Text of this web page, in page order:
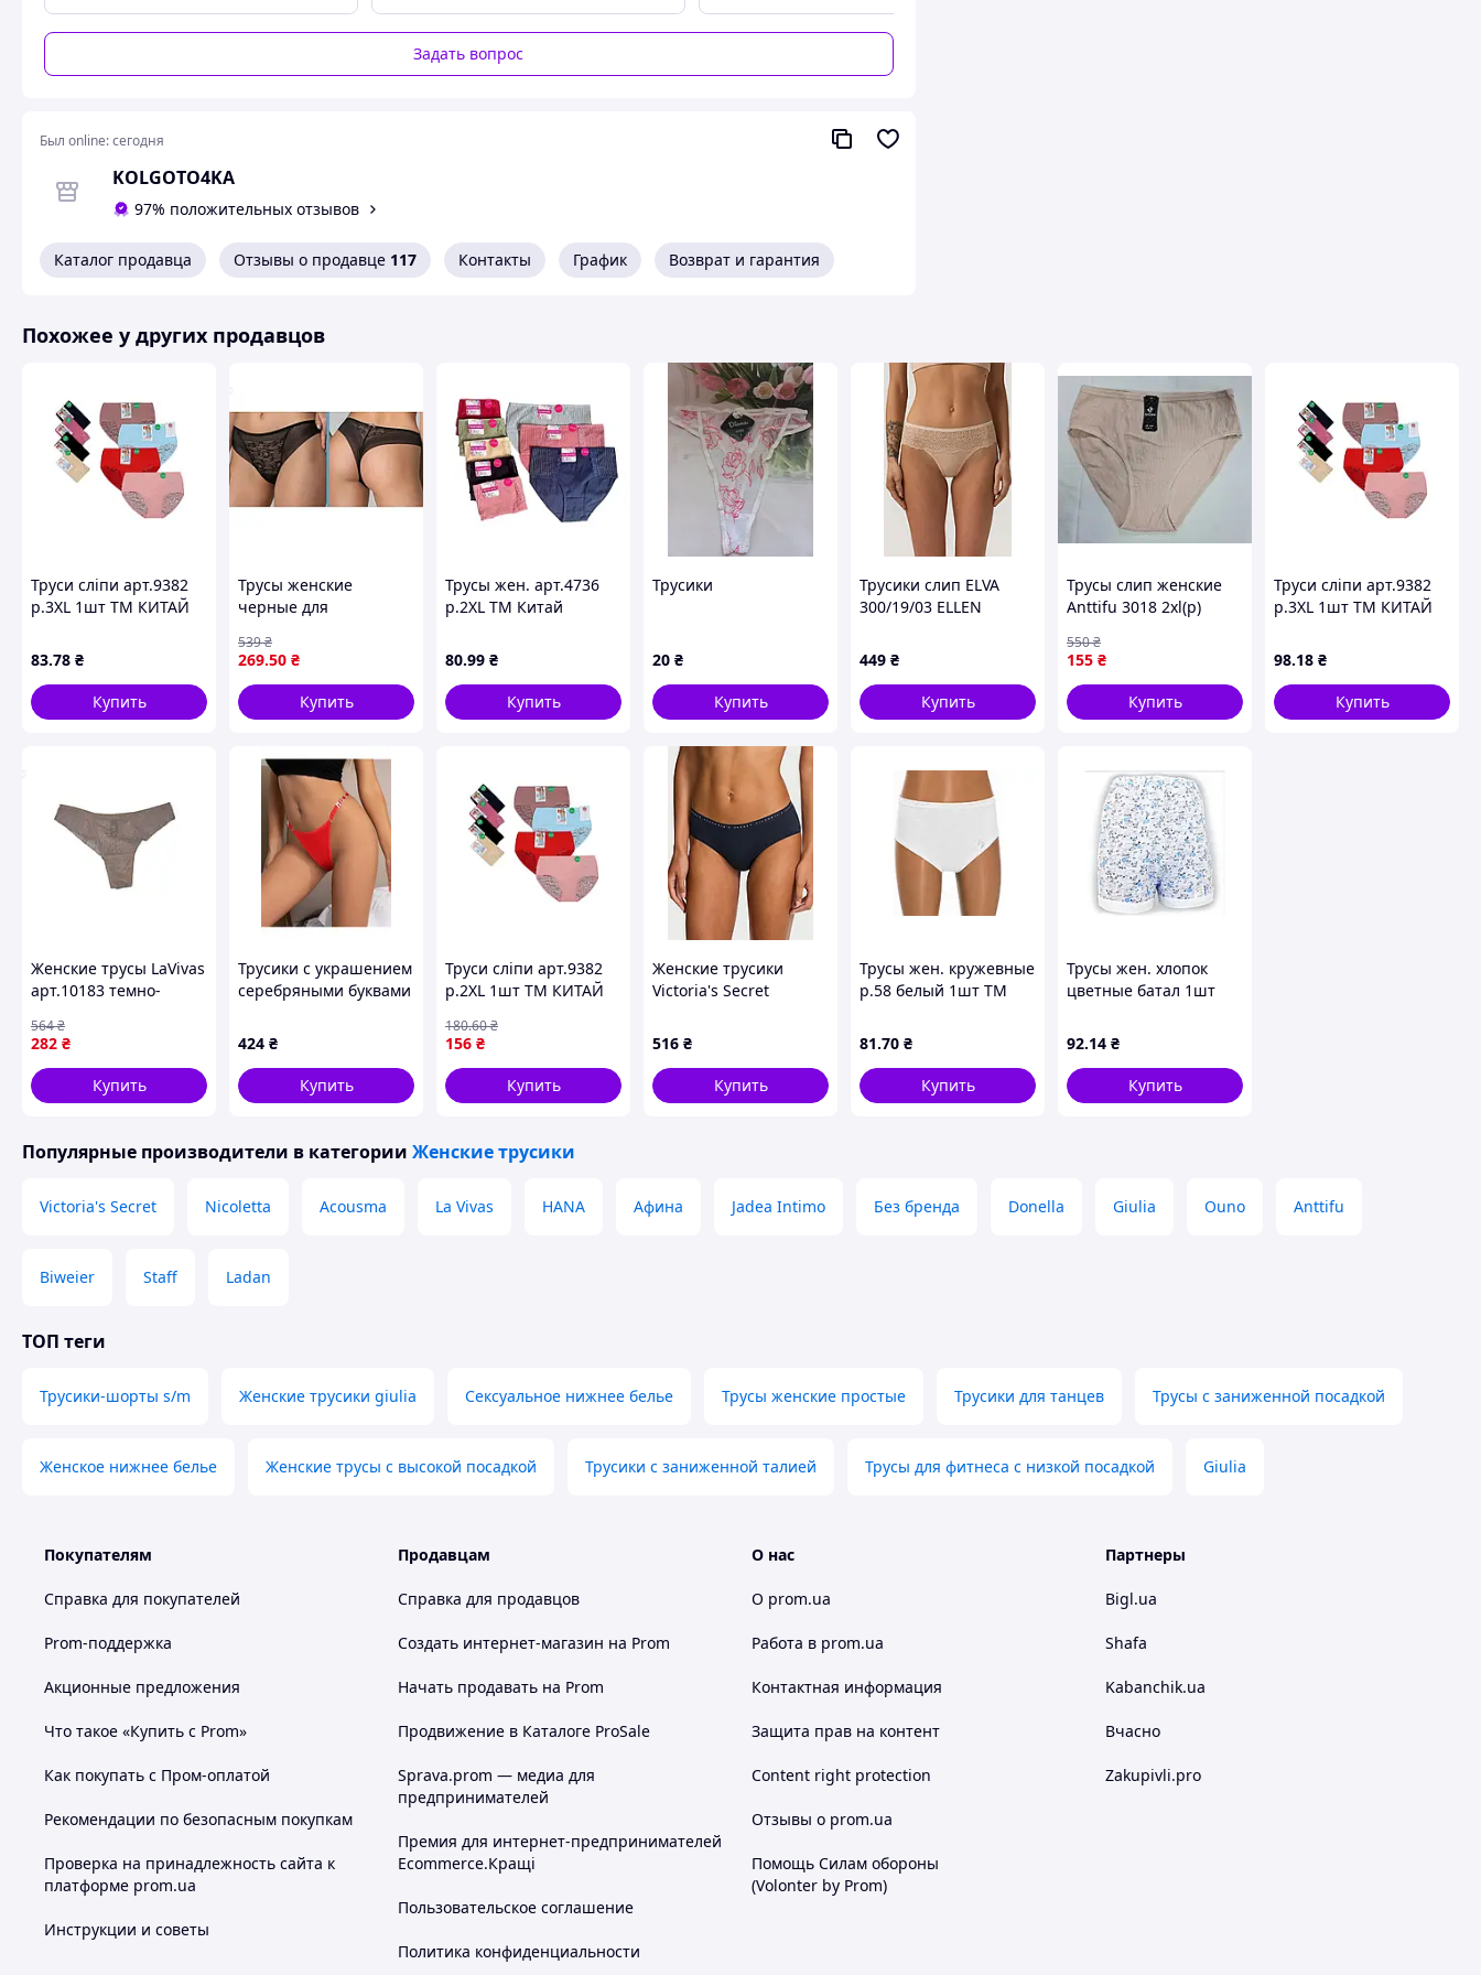
Размерная сетка:
Похожие товары по характеристикам
Задать вопрос
Был online:сегодня
KOLGOTO4KA
97% положительных отзывов
Каталог продавца Отзывы о продавце 117 Контакты График Возврат и гарантия
Похожее у других продавцов
Труси сліпи арт.9382
р.3XL 1шт ТМ КИТАЙ
83.78 ₴
Купить
Трусы женские
черные для
комфортная модель от
бренда LaVivas
269.50 ₴
539₴
Купить
Трусы жен. арт.4736
р.2XL ТМ Китай
80.99 ₴
Купить
Трусики
20 ₴
Купить
Трусики слип ELVA
300/19/03 ELLEN
449 ₴
Купить
Трусы слип женские
Anttifu 3018 2xl(р)
155 ₴
550₴
Купить
Труси сліпи арт.9382
р.3XL 1шт ТМ КИТАЙ
98.18 ₴
Купить
Женские трусы LaVivas
арт.10183 темно-
комфорта и
ежедневной носки
размер XL 1шт
282 ₴
564₴
Купить
Трусики с украшением
серебряными буквами
красные, S
424 ₴
Купить
Труси сліпи арт.9382
р.2XL 1шт ТМ КИТАЙ
156 ₴
180.60₴
Купить
Женские трусики
Victoria's Secret
1160943148 (Синий XS)
516 ₴
Купить
Трусы жен. кружевные
р.58 белый 1шт ТМ
81.70 ₴
Купить
Трусы жен. хлопок
цветные батал 1шт
92.14 ₴
Купить
Популярные производители в категории Женские трусики
Victoria's Secret Nicoletta Acousma La Vivas HANA Афина Jadea Intimo Без бренда Donella Giulia Ouno Anttifu
Biweier Staff Ladan
ТОП теги
Трусики-шорты s/m Женские трусики giulia Сексуальное нижнее белье Трусы женские простые Трусики для танцев Трусы с заниженной посадкой
Женское нижнее белье Женские трусы с высокой посадкой Трусики с заниженной талией Трусы для фитнеса с низкой посадкой Giulia
Покупателям
Справка для покупателей
Prom-поддержка
Акционные предложения
Что такое «Купить с Prom»
Как покупать с Пром-оплатой
Рекомендации по безопасным покупкам
Проверка на принадлежность сайта к
платформе prom.ua
Инструкции и советы
Продавцам
Справка для продавцов
Создать интернет-магазин на Prom
Начать продавать на Prom
Продвижение в Каталоге ProSale
Sprava.prom — медиа для
предпринимателей
Премия для интернет-предпринимателей
Ecommerce.Кращі
Пользовательское соглашение
Политика конфиденциальности
О нас
О prom.ua
Работа в prom.ua
Контактная информация
Защита прав на контент
Content right protection
Отзывы о prom.ua
Помощь Силам обороны
(Volonter by Prom)
Партнеры
Bigl.ua
Shafa
Kabanchik.ua
Вчасно
Zakupivli.pro